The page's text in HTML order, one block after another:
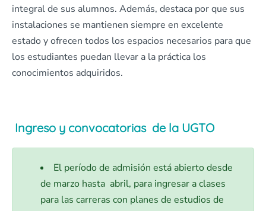
integral de sus alumnos. Además, destaca por que sus
instalaciones se mantienen siempre en excelente
estado y ofrecen todos los espacios necesarios para que
los estudiantes puedan llevar a la práctica los
conocimientos adquiridos.
Ingreso y convocatorias de la UGTO
El período de admisión está abierto desde
de marzo hasta abril, para ingresar a clases
para las carreras con planes de estudios de